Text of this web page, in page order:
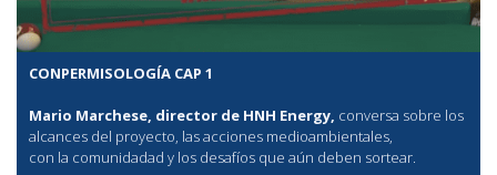
CONPERMISOLOGÍA CAP 1
Mario Marchese, director de HNH Energy, conversa sobre los
alcances del proyecto, las acciones medioambientales,
con la comunidadad y los desafíos que aún deben sortear.